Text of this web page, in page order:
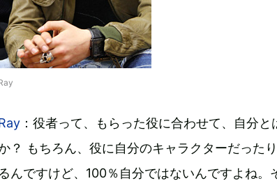
：役者って、もらった役に合わせて、自分
？ もちろん、役に自分のキャラクターだった
るんですけど、100％自分ではないんですよね